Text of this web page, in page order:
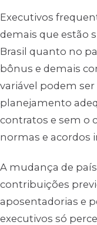
Executivos
demais que estão
Brasil quanto no
bônus e demais
variável podem
planejamento
contratos e sem o
normas e acordos
A mudança de
contribuições
aposentadorias e
executivos só